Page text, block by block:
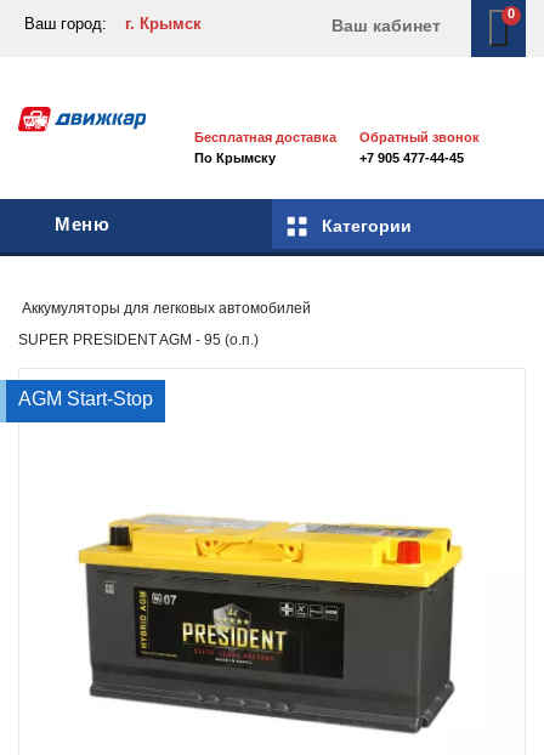
Ваш город: г. Крымск Ваш кабинет
0
Бесплатная доставка
По Крымску
Обратный звонок
+7 905 477-44-45
Меню Категории
Аккумуляторы для легковых автомобилей
SUPER PRESIDENT AGM - 95 (о.п.)
AGM Start-Stop